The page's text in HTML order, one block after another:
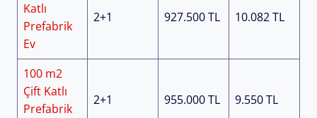
Katlı
Prefabrik
Ev
2+1 927.500 TL 10.082 TL
100 m2
Çift Katlı
Prefabrik
2+1 955.000 TL 9.550 TL